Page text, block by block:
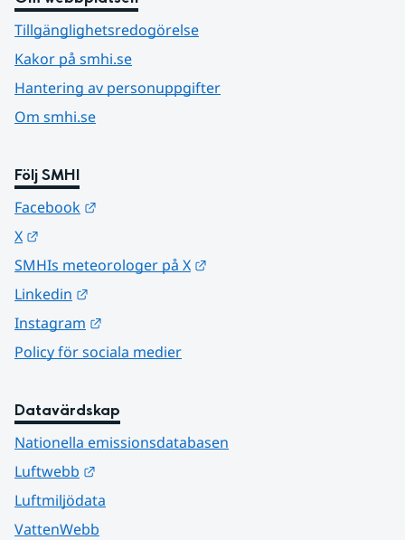
Tillgänglighetsredogörelse
Kakor på smhi.se
Hantering av personuppgifter
Om smhi.se
Följ SMHI
Facebook
X
SMHIs meteorologer på X
Linkedin
Instagram
Policy för sociala medier
Datavärdskap
Nationella emissionsdatabasen
Luftwebb
Luftmiljödata
VattenWebb